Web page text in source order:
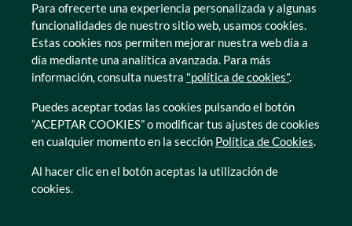
Murcia
Tarragona
Zamora
© Caser Residencial 2026
Para ofrecerte una experiencia personalizada y algunas
funcionalidades de nuestro sitio web, usamos cookies.
Estas cookies nos permiten mejorar nuestra web día a
día mediante una analítica avanzada. Para más
información, consulta nuestra "política de cookies".
Puedes aceptar todas las cookies pulsando el botón
“ACEPTAR COOKIES” o modificar tus ajustes de cookies
en cualquier momento en la sección Política de Cookies.
Al hacer clic en el botón aceptas la utilización de
cookies.